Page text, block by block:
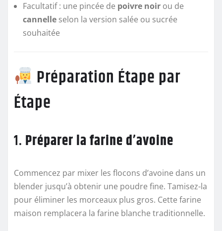
Facultatif : une pincée de poivre noir ou de
cannelle selon la version salée ou sucrée
souhaitée
Préparation Étape par
Étape
1. Préparer la farine d’avoine
Commencez par mixer les flocons d’avoine dans un
blender jusqu’à obtenir une poudre fine. Tamisez-la
pour éliminer les morceaux plus gros. Cette farine
maison remplacera la farine blanche traditionnelle.